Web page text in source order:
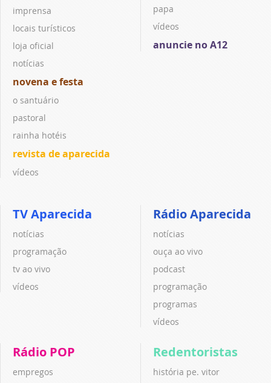
imprensa
locais turísticos
loja oficial
notícias
novena e festa
o santuário
pastoral
rainha hotéis
revista de aparecida
vídeos
papa
vídeos
anuncie no A12
TV Aparecida
notícias
programação
tv ao vivo
vídeos
Rádio Aparecida
notícias
ouça ao vivo
podcast
programação
programas
vídeos
Rádio POP
empregos
Redentoristas
história pe. vitor